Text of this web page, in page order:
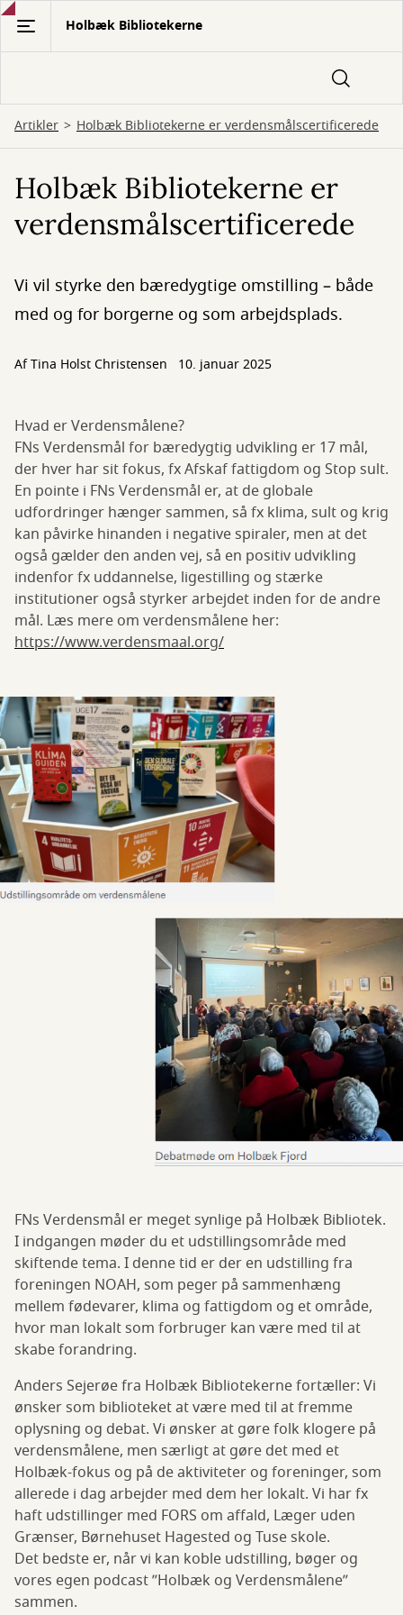
Gå
hovedindhold
Holbæk Bibliotekerne
Artikler Holbæk Bibliotekerne er verdensmålscertificerede
Holbæk Bibliotekerne er
verdensmålscertificerede
Vi vil styrke den bæredygtige omstilling – både
med og for borgerne og som arbejdsplads.
AfTina Holst Christensen 10. januar 2025
Hvad er Verdensmålene?
FNs Verdensmål for bæredygtig udvikling er 17 mål,
der hver har sit fokus, fx Afskaf fattigdom og Stop sult.
En pointe i FNs Verdensmål er, at de globale
udfordringer hænger sammen, så fx klima, sult og krig
kan påvirke hinanden i negative spiraler, men at det
også gælder den anden vej, så en positiv udvikling
indenfor fx uddannelse, ligestilling og stærke
institutioner også styrker arbejdet inden for de andre
mål. Læs mere om verdensmålene her:
https://www.verdensmaal.org/
FNs Verdensmål er meget synlige på Holbæk Bibliotek.
I indgangen møder du et udstillingsområde med
skiftende tema. I denne tid er der en udstilling fra
foreningen NOAH, som peger på sammenhæng
mellem fødevarer, klima og fattigdom og et område,
hvor man lokalt som forbruger kan være med til at
skabe forandring.
Anders Sejerøe fra Holbæk Bibliotekerne fortæller: Vi
ønsker som biblioteket at være med til at fremme
oplysning og debat. Vi ønsker at gøre folk klogere på
verdensmålene, men særligt at gøre det med et
Holbæk-fokus og på de aktiviteter og foreninger, som
allerede i dag arbejder med dem her lokalt. Vi har fx
haft udstillinger med FORS om affald, Læger uden
Grænser, Børnehuset Hagested og Tuse skole.
Det bedste er, når vi kan koble udstilling, bøger og
vores egen podcast ”Holbæk og Verdensmålene”
sammen.